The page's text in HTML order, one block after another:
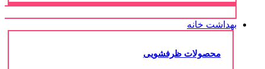
بهداشت خانه
محصولات ظرفشویی